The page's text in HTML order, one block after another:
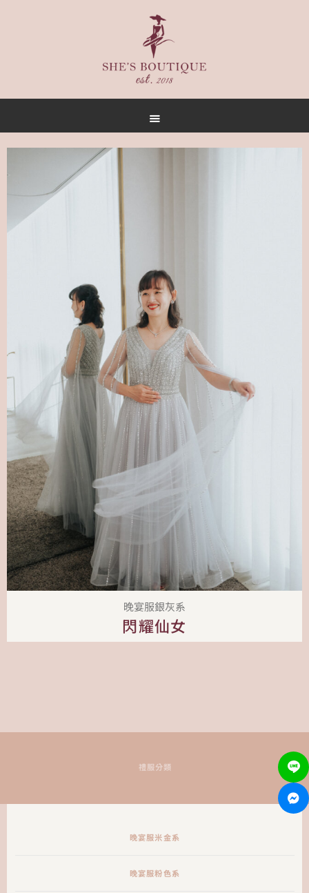
首頁
關於
聯名合作
預約方式
晚宴服銀灰系
閃耀仙女
禮服分類
晚宴服米金系
晚宴服粉色系